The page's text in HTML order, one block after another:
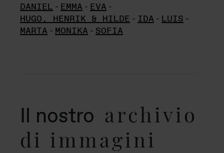
DANIEL - EMMA - EVA -
HUGO, HENRIK & HILDE - IDA - LUIS -
MARTA - MONIKA - SOFIA
Il nostro archivio
di immagini